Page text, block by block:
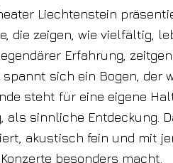
Liechtenstein
die zeigen, wie vielfältig,
Erfahrung,
sich ein Bogen, der
steht für eine eigene
als sinnliche Entdeckung.
akustisch fein und mit
besonders macht.